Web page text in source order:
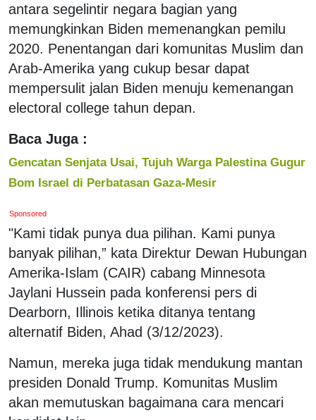
antara segelintir negara bagian yang
memungkinkan Biden memenangkan pemilu
2020. Penentangan dari komunitas Muslim dan
Arab-Amerika yang cukup besar dapat
mempersulit jalan Biden menuju kemenangan
electoral college tahun depan.
Baca Juga :
Gencatan Senjata Usai, Tujuh Warga Palestina Gugur
Bom Israel di Perbatasan Gaza-Mesir
Sponsored
"Kami tidak punya dua pilihan. Kami punya
banyak pilihan,” kata Direktur Dewan Hubungan
Amerika-Islam (CAIR) cabang Minnesota
Jaylani Hussein pada konferensi pers di
Dearborn, Illinois ketika ditanya tentang
alternatif Biden, Ahad (3/12/2023).
Namun, mereka juga tidak mendukung mantan
presiden Donald Trump. Komunitas Muslim
akan memutuskan bagaimana cara mencari